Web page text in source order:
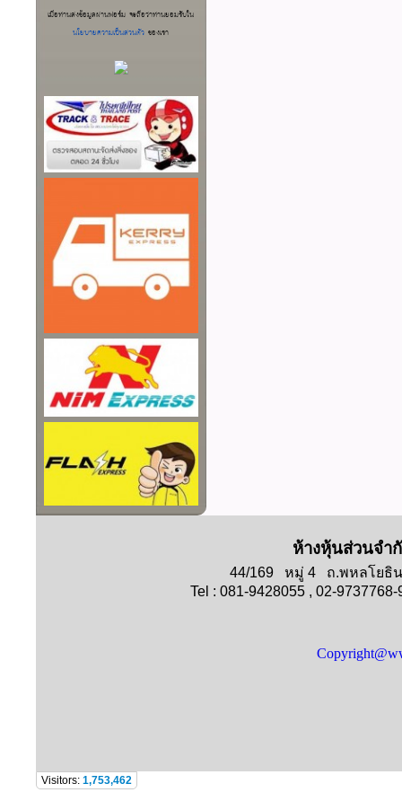
เมื่อท่านส่งข้อมูลผ่านฟอร์ม จะถือว่าท่านยอมรับใน
นโยบายความเป็นส่วนตัวของเรา
ห้างหุ้นส่วนจำ
44/169 หมู่ 4 ถ.พหลโยธิ
Tel : 081-9428055 , 02-
Visitors: 1,753,462